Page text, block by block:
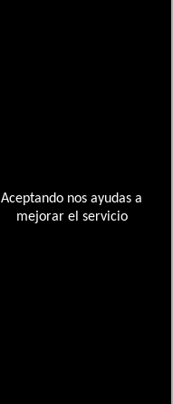
Aceptando nos ayudas a
mejorar el servicio
casa
casa